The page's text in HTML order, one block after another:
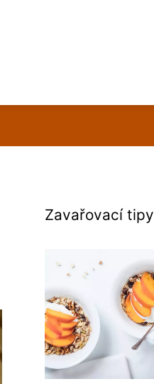
Zavařovací tipy